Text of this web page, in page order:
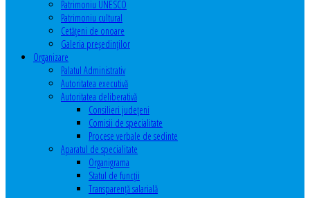
Patrimoniu UNESCO
Patrimoniu cultural
Cetăţeni de onoare
Galeria președinților
Organizare
Palatul Administrativ
Autoritatea executivă
Autoritatea deliberativă
Consilieri judeţeni
Comisii de specialitate
Procese verbale de sedinte
Aparatul de specialitate
Organigrama
Statul de funcții
Transparență salarială